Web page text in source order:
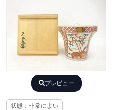
プレビュー
状態：非常によい